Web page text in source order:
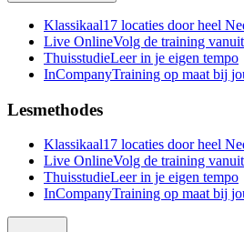
Klassikaal17 locaties door heel
Live OnlineVolg de training
ThuisstudieLeer in je eigen tempo
InCompanyTraining op maat bij
Lesmethodes
Klassikaal17 locaties door heel
Live OnlineVolg de training
ThuisstudieLeer in je eigen tempo
InCompanyTraining op maat bij